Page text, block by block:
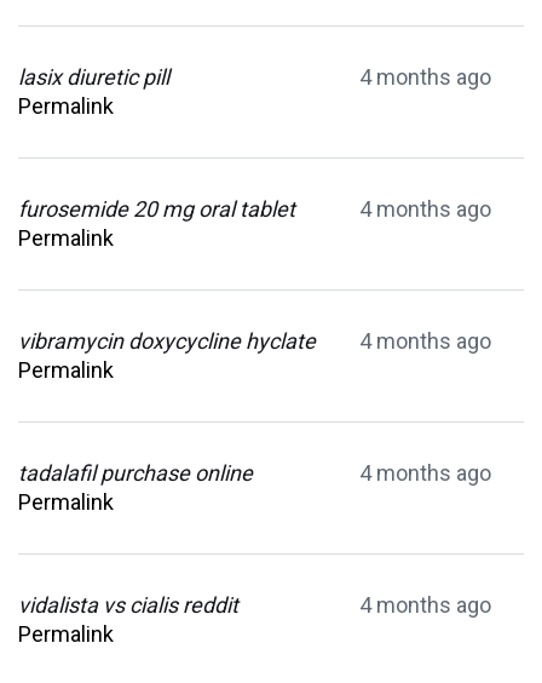
lasix diuretic pill
4 months ago
Permalink
furosemide 20 mg oral tablet
4 months ago
Permalink
vibramycin doxycycline hyclate
4 months ago
Permalink
tadalafil purchase online
4 months ago
Permalink
vidalista vs cialis reddit
4 months ago
Permalink